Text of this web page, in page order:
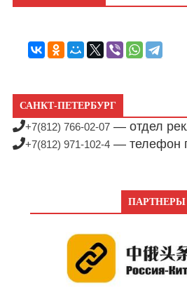
САНКТ-ПЕТЕРБУРГ
+7(812) 766-02-07 — отдел
+7(812) 971-102-4 — телефон
ПАРТНЕРЫ